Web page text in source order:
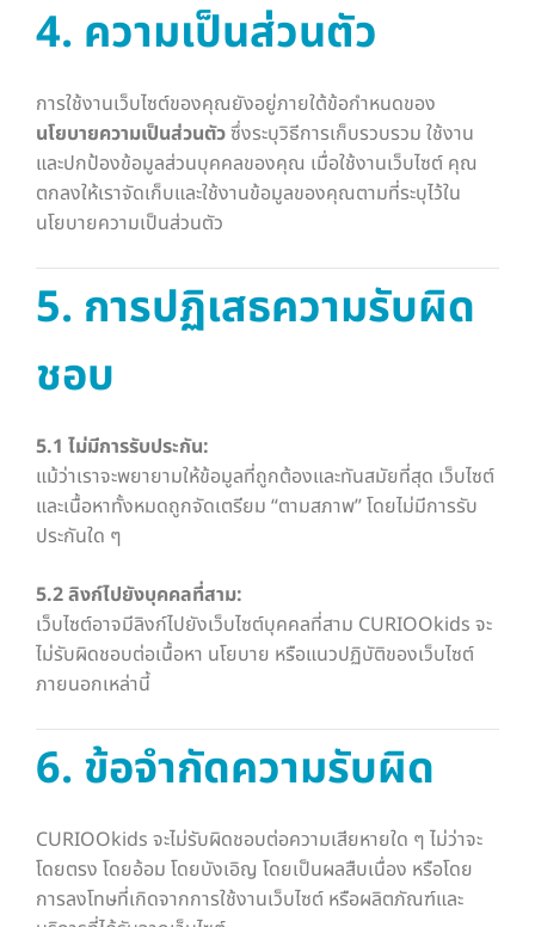
4. ความเป็นส่วนตัว
การใช้งานเว็บไซต์ของคุณยังอยู่ภายใต้ข้อกำหนดของ
นโยบายความเป็นส่วนตัวซึ่งระบุวิธีการเก็บรวบรวม ใช้งาน
และปกป้องข้อมูลส่วนบุคคลของคุณ เมื่อใช้งานเว็บไซต์ คุณ
ตกลงให้เราจัดเก็บและใช้งานข้อมูลของคุณตามที่ระบุไว้ใน
นโยบายความเป็นส่วนตัว
5. การปฏิเสธความรับผิด
ชอบ
5.1 ไม่มีการรับประกัน:
แม้ว่าเราจะพยายามให้ข้อมูลที่ถูกต้องและทันสมัยที่สุด เว็บไซต์
และเนื้อหาทั้งหมดถูกจัดเตรียม “ตามสภาพ” โดยไม่มีการรับ
ประกันใด ๆ
5.2 ลิงก์ไปยังบุคคลที่สาม:
เว็บไซต์อาจมีลิงก์ไปยังเว็บไซต์บุคคลที่สาม CURIOOkids จะ
ไม่รับผิดชอบต่อเนื้อหา นโยบาย หรือแนวปฏิบัติของเว็บไซต์
ภายนอกเหล่านี้
6. ข้อจำกัดความรับผิด
CURIOOkids จะไม่รับผิดชอบต่อความเสียหายใด ๆ ไม่ว่าจะ
โดยตรง โดยอ้อม โดยบังเอิญ โดยเป็นผลสืบเนื่อง หรือโดย
การลงโทษที่เกิดจากการใช้งานเว็บไซต์ หรือผลิตภัณฑ์และ